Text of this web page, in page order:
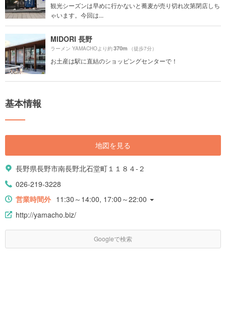
観光シーズンは早めに行かないと蕎麦が売り切れ次第閉店しち
ゃいます。今回は...
MIDORI 長野
ラーメン YAMACHOより約370m （徒歩7分）
お土産は駅に直結のショッピングセンターで！
基本情報
地図を見る
長野県長野市南長野北石堂町１１８４-２
026-219-3228
営業時間外 11:30～14:00, 17:00～22:00
http://yamacho.biz/
Googleで検索